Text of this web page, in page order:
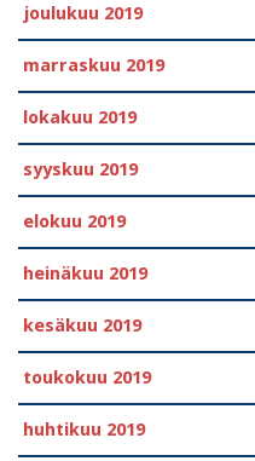
joulukuu 2019
marraskuu 2019
lokakuu 2019
syyskuu 2019
elokuu 2019
heinäkuu 2019
kesäkuu 2019
toukokuu 2019
huhtikuu 2019